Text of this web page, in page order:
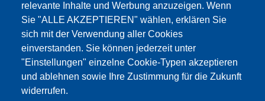
relevante Inhalte und Werbung anzuzeigen. Wenn
Sie "ALLE AKZEPTIEREN" wählen, erklären Sie
sich mit der Verwendung aller Cookies
einverstanden. Sie können jederzeit unter
"Einstellungen" einzelne Cookie-Typen akzeptieren
und ablehnen sowie Ihre Zustimmung für die Zukunft
widerrufen.
NUR DIE GOOGLE MAPS COOKIES
AKZEPTIEREN.
Alle Cookies akzeptieren